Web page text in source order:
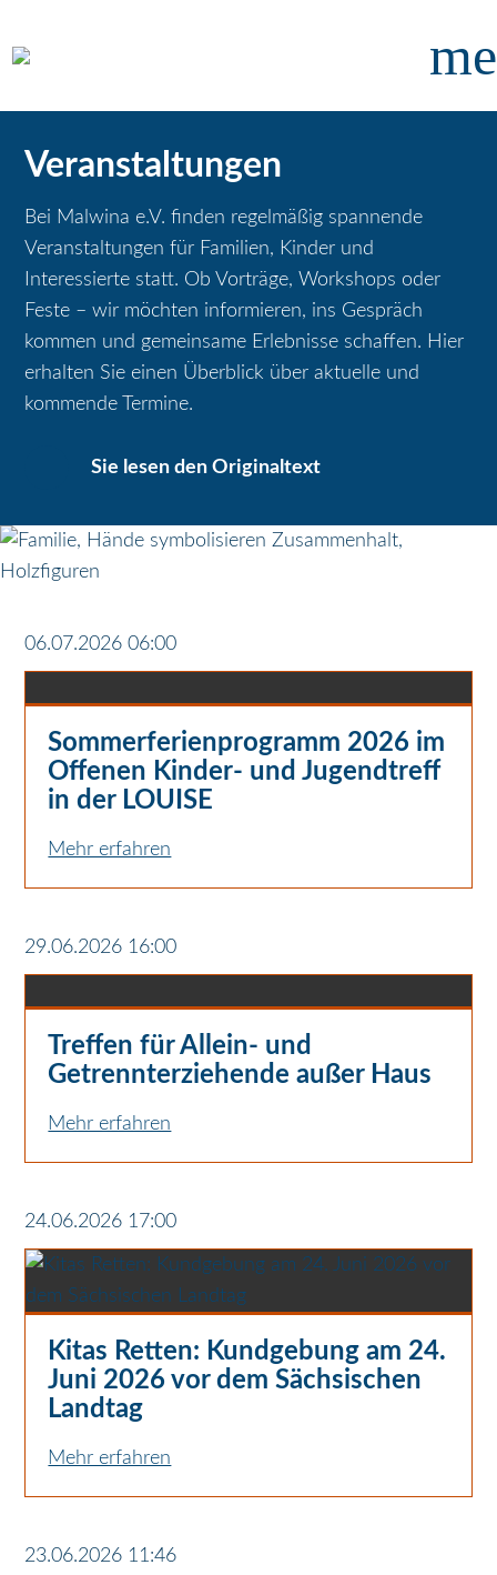
Veranstaltungen
Bei Malwina e.V. finden regelmäßig spannende
Veranstaltungen für Familien, Kinder und
Interessierte statt. Ob Vorträge, Workshops oder
Feste – wir möchten informieren, ins Gespräch
kommen und gemeinsame Erlebnisse schaffen. Hier
erhalten Sie einen Überblick über aktuelle und
kommende Termine.
Sie lesen den Originaltext
06.07.2026 06:00
Sommerferienprogramm 2026 im
Offenen Kinder- und Jugendtreff
in der LOUISE
Mehr erfahren
29.06.2026 16:00
Treffen für Allein- und
Getrennterziehende außer Haus
Mehr erfahren
24.06.2026 17:00
Kitas Retten: Kundgebung am 24.
Juni 2026 vor dem Sächsischen
Landtag
Mehr erfahren
23.06.2026 11:46